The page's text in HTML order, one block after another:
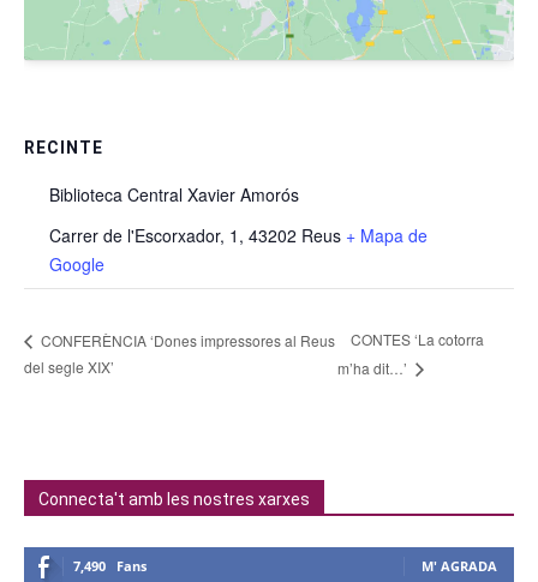
RECINTE
Biblioteca Central Xavier Amorós
Carrer de l'Escorxador, 1, 43202 Reus + Mapa de
Google
CONFERÈNCIA ‘Dones impressores al Reus
del segle XIX’
CONTES ‘La cotorra
m’ha dit…’
Connecta't amb les nostres xarxes
7,490 Fans M' AGRADA